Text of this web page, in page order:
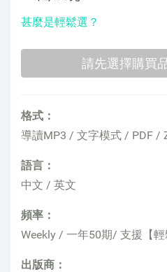
甚麼是輕鬆選？
格式：
導讀MP3 / 文字模式 / PDF /
語言：
中文 / 英文
頻率：
Weekly / 一年50期/ 支援【
出版商：